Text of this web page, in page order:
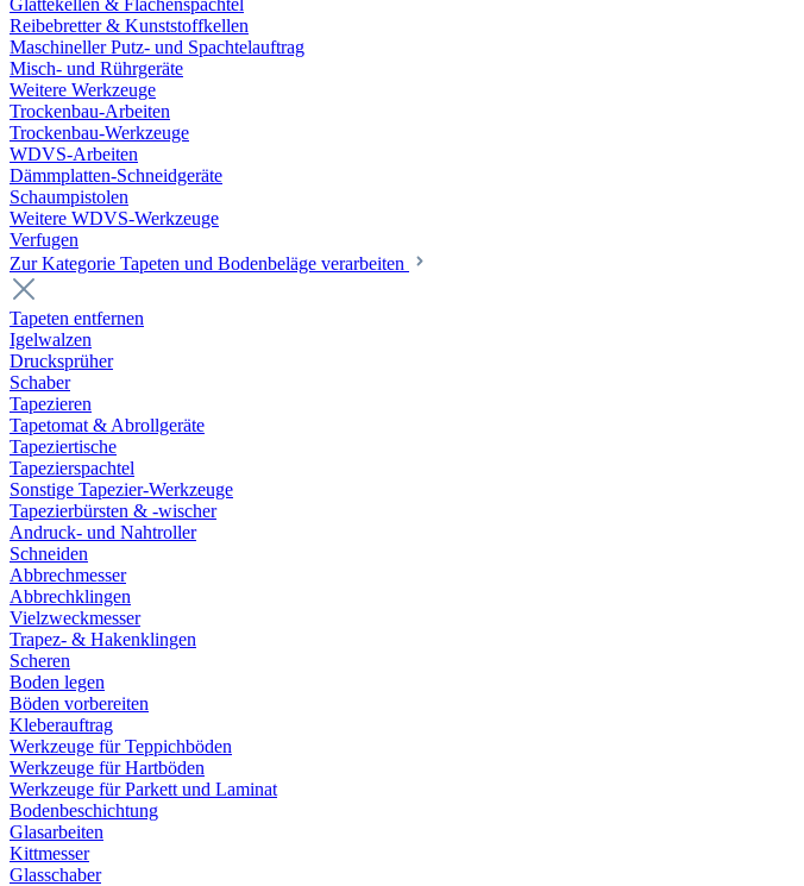
Glättekellen & Flächenspachtel
Reibebretter & Kunststoffkellen
Maschineller Putz- und Spachtelauftrag
Misch- und Rührgeräte
Weitere Werkzeuge
Trockenbau-Arbeiten
Trockenbau-Werkzeuge
WDVS-Arbeiten
Dämmplatten-Schneidgeräte
Schaumpistolen
Weitere WDVS-Werkzeuge
Verfugen
Zur Kategorie Tapeten und Bodenbeläge verarbeiten
Tapeten entfernen
Igelwalzen
Drucksprüher
Schaber
Tapezieren
Tapetomat & Abrollgeräte
Tapeziertische
Tapezierspachtel
Sonstige Tapezier-Werkzeuge
Tapezierbürsten & -wischer
Andruck- und Nahtroller
Schneiden
Abbrechmesser
Abbrechklingen
Vielzweckmesser
Trapez- & Hakenklingen
Scheren
Boden legen
Böden vorbereiten
Kleberauftrag
Werkzeuge für Teppichböden
Werkzeuge für Hartböden
Werkzeuge für Parkett und Laminat
Bodenbeschichtung
Glasarbeiten
Kittmesser
Glasschaber